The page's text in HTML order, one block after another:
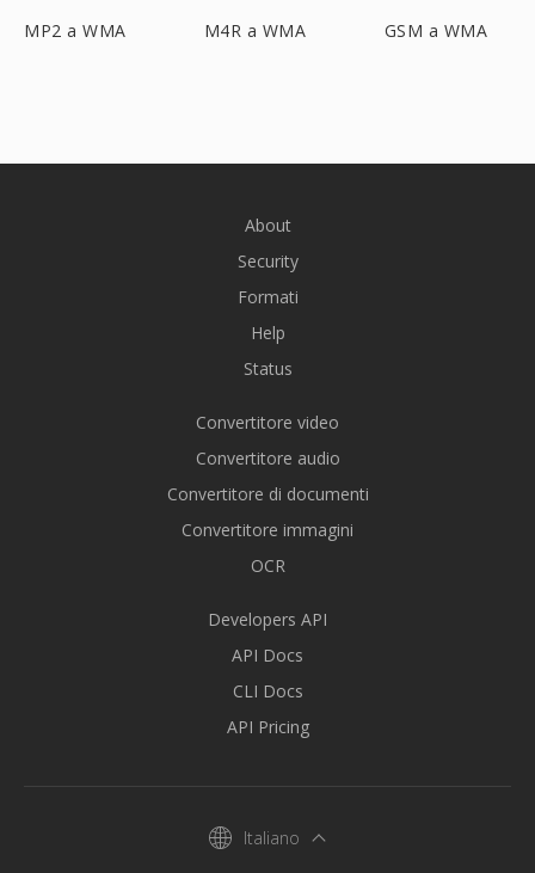
MP2 a WMA M4R a WMA GSM a WMA
About
Security
Formati
Help
Status
Convertitore video
Convertitore audio
Convertitore di documenti
Convertitore immagini
OCR
Developers API
API Docs
CLI Docs
API Pricing
Italiano